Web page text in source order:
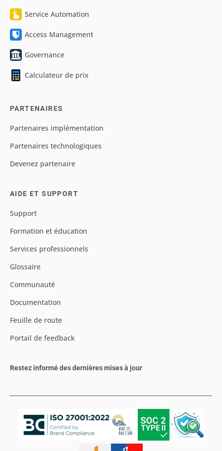
Service Automation
Access Management
Governance
Calculateur de prix
PARTENAIRES
Partenaires implémentation
Partenaires technologiques
Devenez partenaire
AIDE ET SUPPORT
Support
Formation et éducation
Services professionnels
Glossaire
Communauté
Documentation
Feuille de route
Portail de feedback
Restez informé des dernières mises à jour